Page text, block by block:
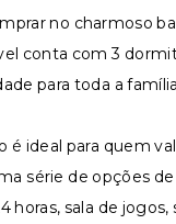
no charmoso
conta com 3
para toda a
ideal para quem
série de opções
sala de jogos,